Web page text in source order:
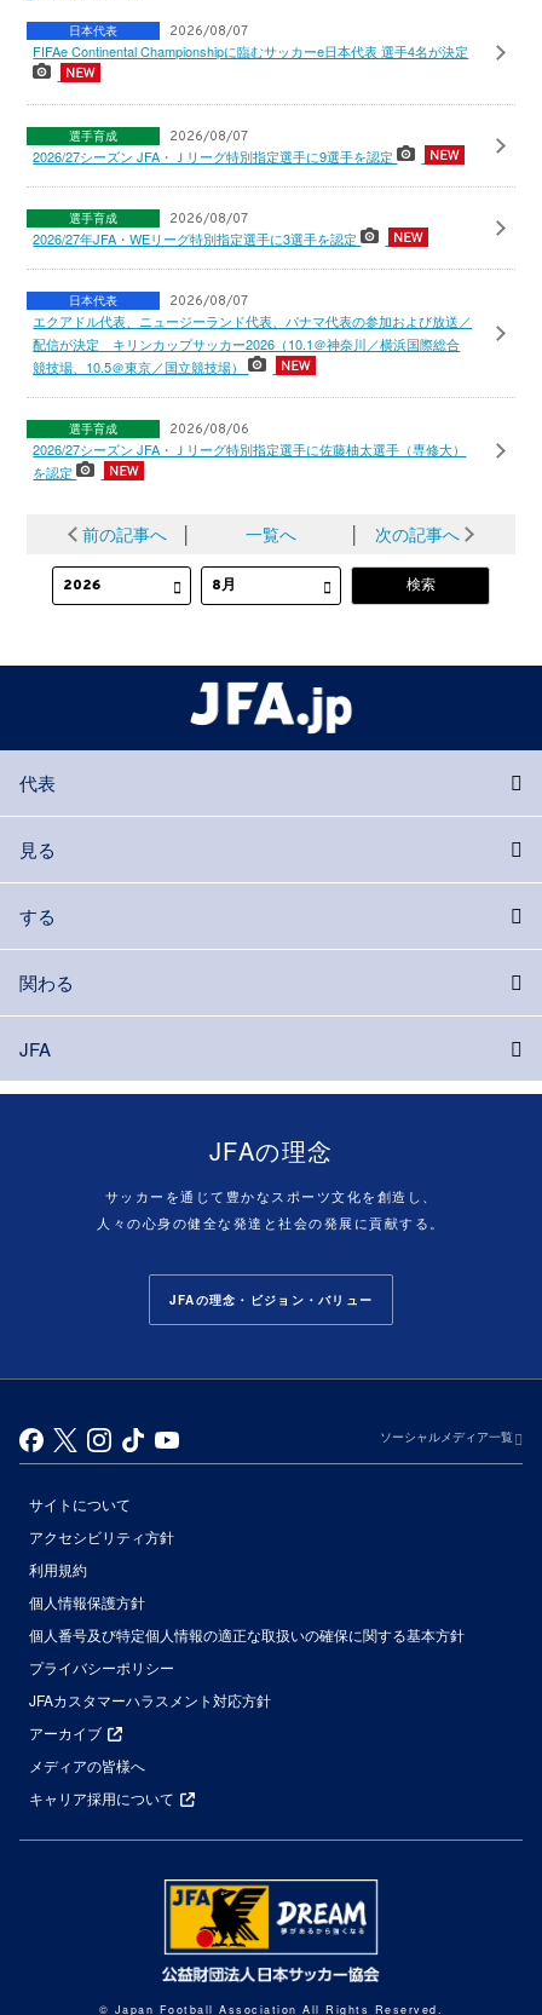
日本代表 2026/08/07
FIFAe Continental Championshipに臨むサッカーe日本代表 選手4名が決定
選手育成 2026/08/07
2026/27シーズン JFA・Ｊリーグ特別指定選手に9選手を認定
選手育成 2026/08/07
2026/27年JFA・WEリーグ特別指定選手に3選手を認定
日本代表 2026/08/07
エクアドル代表、ニュージーランド代表、パナマ代表の参加および放送／
配信が決定 キリンカップサッカー2026（10.1＠神奈川／横浜国際総合
競技場、10.5＠東京／国立競技場）
選手育成 2026/08/06
2026/27シーズン JFA・Ｊリーグ特別指定選手に佐藤柚太選手（専修大）
を認定
前の記事へ │ 一覧へ │ 次の記事へ
代表
見る
する
関わる
JFA
JFAの理念
サッカーを通じて豊かなスポーツ文化を創造し、
人々の心身の健全な発達と社会の発展に貢献する。
JFAの理念・ビジョン・バリュー
ソーシャルメディア一覧
サイトについて
アクセシビリティ方針
利用規約
個人情報保護方針
個人番号及び特定個人情報の適正な取扱いの確保に関する基本方針
プライバシーポリシー
JFAカスタマーハラスメント対応方針
アーカイブ
メディアの皆様へ
キャリア採用について
© Japan Football Association All Rights Reserved.